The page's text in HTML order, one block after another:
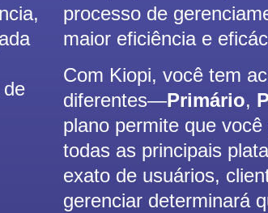
processo de
maior eficiência e
Com Kiopi, você tem
diferentes—Primário,
plano permite que
todas as principais
exato de usuários,
gerenciar determinará